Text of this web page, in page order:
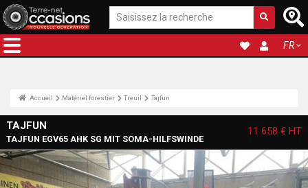
FR
Accueil Matériel forestier Treuil Tajfun
TAJFUN
TAJFUN EGV65 AHK SG MIT SOMA-HILFSWINDE
11 658 € HT